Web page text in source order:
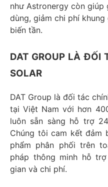
như Astronergy còn
dùng, giảm chi phí
biến tần.
DAT GROUP LÀ ĐỐI
SOLAR
DAT Group là đối tác
tại Việt Nam với hơn
luôn sẵn sàng hỗ trợ
Chúng tôi cam kết đảm
phẩm phân phối trên
pháp thông minh hỗ
gian và chi phí.